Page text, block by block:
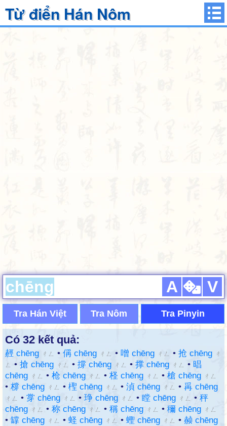
Từ điển Hán Nôm
A V
Tra Hán Việt Tra Nôm Tra Pinyin
Có 32 kết quả:
䞓 chēng ㄔㄥ • 偁 chēng ㄔㄥ • 噌 chēng ㄔㄥ • 抢 chēng ㄔ
ㄥ • 搶 chēng ㄔㄥ • 撐 chēng ㄔㄥ • 撑 chēng ㄔㄥ • 晿
chēng ㄔㄥ • 枪 chēng ㄔㄥ • 柽 chēng ㄔㄥ • 槍 chēng ㄔㄥ
• 橕 chēng ㄔㄥ • 檉 chēng ㄔㄥ • 湞 chēng ㄔㄥ • 爯 chēng
ㄔㄥ • 牚 chēng ㄔㄥ • 琤 chēng ㄔㄥ • 瞠 chēng ㄔㄥ • 秤
chēng ㄔㄥ • 称 chēng ㄔㄥ • 稱 chēng ㄔㄥ • 穪 chēng ㄔㄥ
• 罉 chēng ㄔㄥ • 蛏 chēng ㄔㄥ • 蟶 chēng ㄔㄥ • 赪 chēng